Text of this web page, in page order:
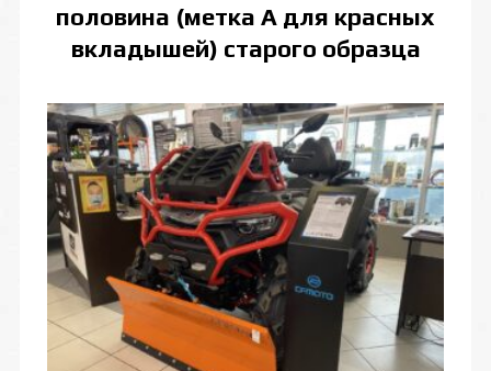
половина (метка А для красных
вкладышей) старого образца